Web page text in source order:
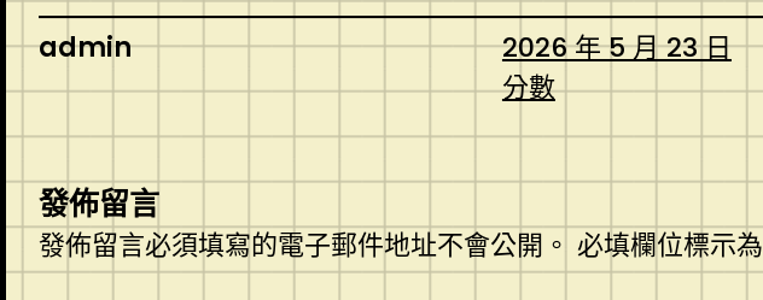
admin
2026 年 5 月 23 日
分數
發佈留言
發佈留言必須填寫的電子郵件地址不會公開。 必填欄位標示為